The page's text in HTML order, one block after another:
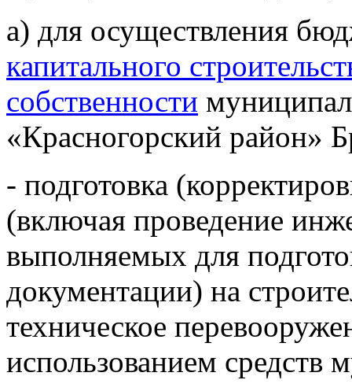
а) для осуществления
капитального
собственности
«Красногорский район»
- подготовка
(включая проведение
выполняемых для
документации) на
техническое
использованием средств